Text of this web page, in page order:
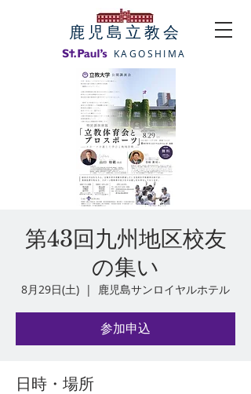
KAGOSHIMA
​鹿児島立教会
第43回九州地区校友
の集い
8月29日(土)
  |
鹿児島サンロイヤルホテル
参加申込
日時・場所